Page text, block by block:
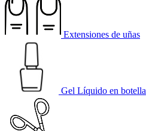
Extensiones de uñas
Gel Líquido en botella